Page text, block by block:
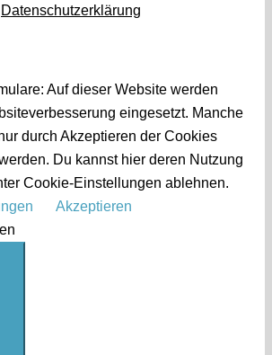
Datenschutzerklärung
Auf dieser Website werden
eingesetzt. Manche
durch Akzeptieren der Cookies
Du kannst hier deren Nutzung
Cookie-Einstellungen ablehnen.
Akzeptieren